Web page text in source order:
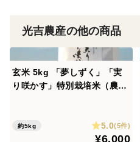
食べチョクお問い合わせ↓
https://www.tabechoku.com/
ギフト対応
・熨斗の要否：指定がない
できない場合がございます
光吉農産の他の商品
玄米 5kg 「夢しずく」「実
り咲かす」特別栽培米（農
約5kg 5.0(5件)
¥6,000